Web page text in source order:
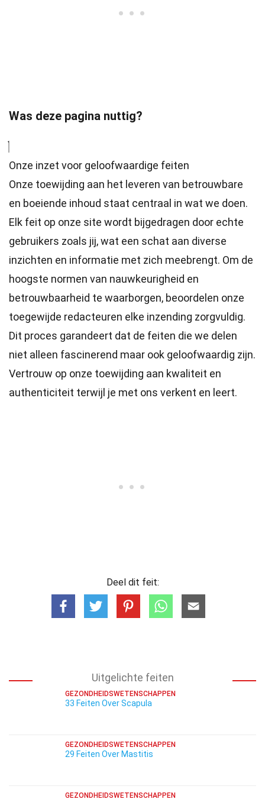
Was deze pagina nuttig?
Onze inzet voor geloofwaardige feiten
Onze toewijding aan het leveren van betrouwbare
en boeiende inhoud staat centraal in wat we doen.
Elk feit op onze site wordt bijgedragen door echte
gebruikers zoals jij, wat een schat aan diverse
inzichten en informatie met zich meebrengt. Om de
hoogste normen van nauwkeurigheid en
betrouwbaarheid te waarborgen, beoordelen onze
toegewijde redacteuren elke inzending zorgvuldig.
Dit proces garandeert dat de feiten die we delen
niet alleen fascinerend maar ook geloofwaardig zijn.
Vertrouw op onze toewijding aan kwaliteit en
authenticiteit terwijl je met ons verkent en leert.
Deel dit feit:
Uitgelichte feiten
GEZONDHEIDSWETENSCHAPPEN
33 Feiten Over Scapula
GEZONDHEIDSWETENSCHAPPEN
29 Feiten Over Mastitis
GEZONDHEIDSWETENSCHAPPEN